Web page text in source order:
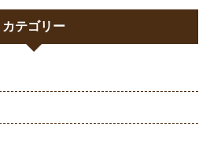
カテゴリー